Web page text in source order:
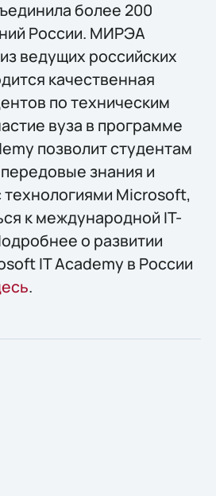
более 200
России. МИРЭА
ведущих российских
качественная
по техническим
вуза в программе
позволит студентам
знания и
Microsoft,
к международной IT-
о развитии
IT Academy в России
.